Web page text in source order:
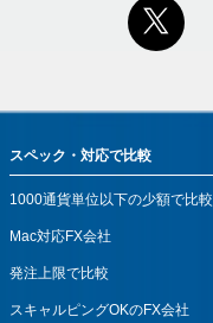
スペック・対応で比較
1000通貨単位以下の少額で比較
Mac対応FX会社
発注上限で比較
スキャルピングOKのFX会社